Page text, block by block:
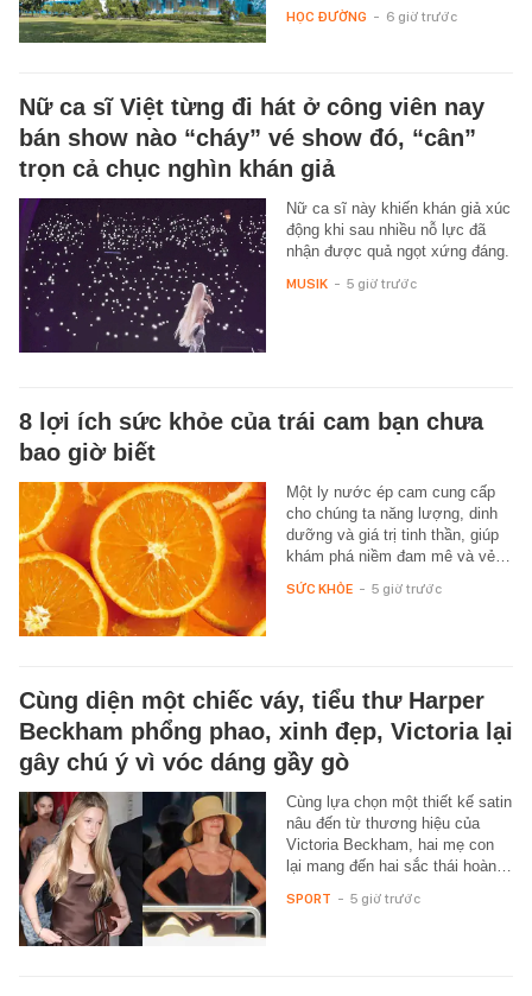
HỌC ĐƯỜNG - 6 giờ trước
Nữ ca sĩ Việt từng đi hát ở công viên nay
bán show nào “cháy” vé show đó, “cân”
trọn cả chục nghìn khán giả
Nữ ca sĩ này khiến khán giả xúc
động khi sau nhiều nỗ lực đã
nhận được quả ngọt xứng đáng.
MUSIK - 5 giờ trước
8 lợi ích sức khỏe của trái cam bạn chưa
bao giờ biết
Một ly nước ép cam cung cấp
cho chúng ta năng lượng, dinh
dưỡng và giá trị tinh thần, giúp
khám phá niềm đam mê và vẻ…
SỨC KHỎE - 5 giờ trước
Cùng diện một chiếc váy, tiểu thư Harper
Beckham phổng phao, xinh đẹp, Victoria lại
gây chú ý vì vóc dáng gầy gò
Cùng lựa chọn một thiết kế satin
nâu đến từ thương hiệu của
Victoria Beckham, hai mẹ con
lại mang đến hai sắc thái hoàn…
SPORT - 5 giờ trước